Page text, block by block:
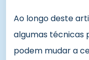
Ao longo deste
algumas técnicas
podem mudar a